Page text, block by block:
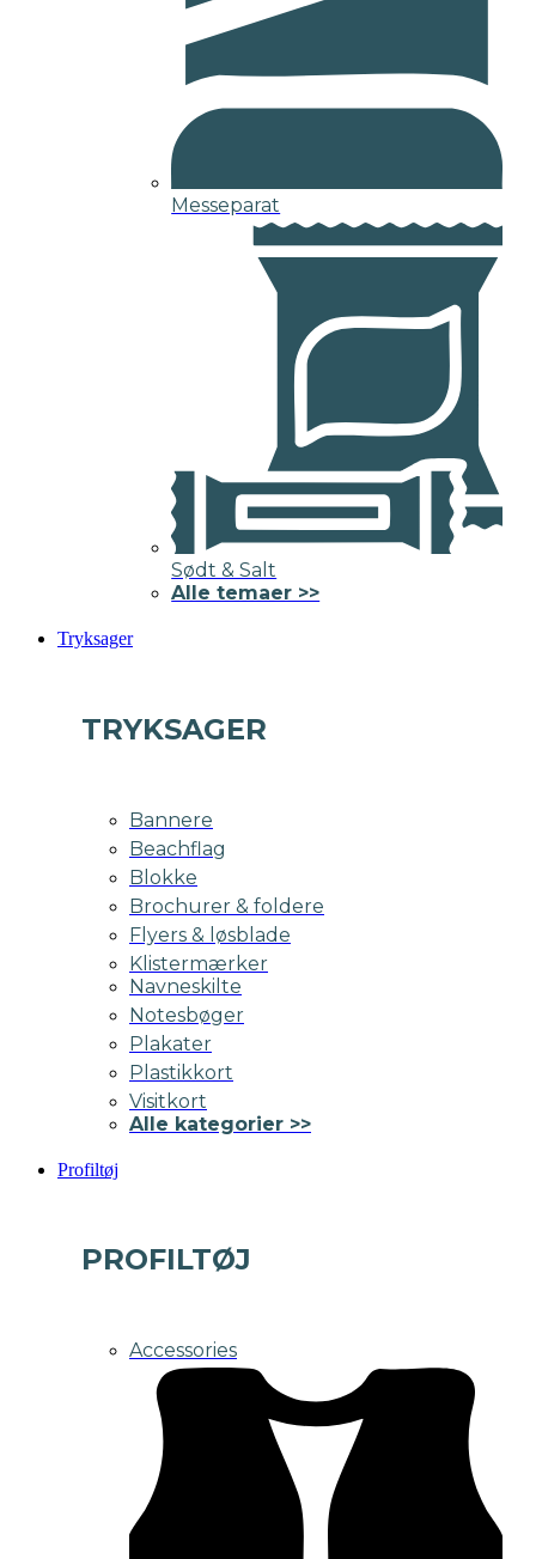
Messeparat
Sødt & Salt
Alle temaer >>
Tryksager
TRYKSAGER
Bannere
Beachflag
Blokke
Brochurer & foldere
Flyers & løsblade
Klistermærker
Navneskilte
Notesbøger
Plakater
Plastikkort
Visitkort
Alle kategorier >>
Profiltøj
PROFILTØJ
Accessories